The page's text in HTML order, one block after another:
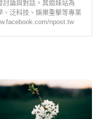
論與對話。其姐妹站為
、泛科技、娛樂重擊等專業
npost.tw